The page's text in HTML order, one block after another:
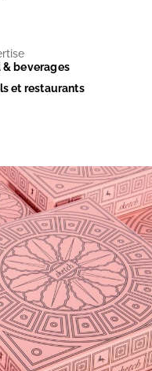
& beverages
et restaurants